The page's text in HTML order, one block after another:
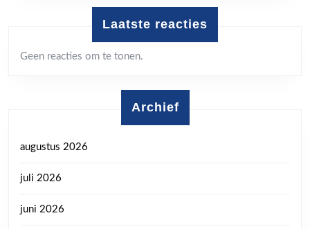
Laatste reacties
Geen reacties om te tonen.
Archief
augustus 2026
juli 2026
juni 2026